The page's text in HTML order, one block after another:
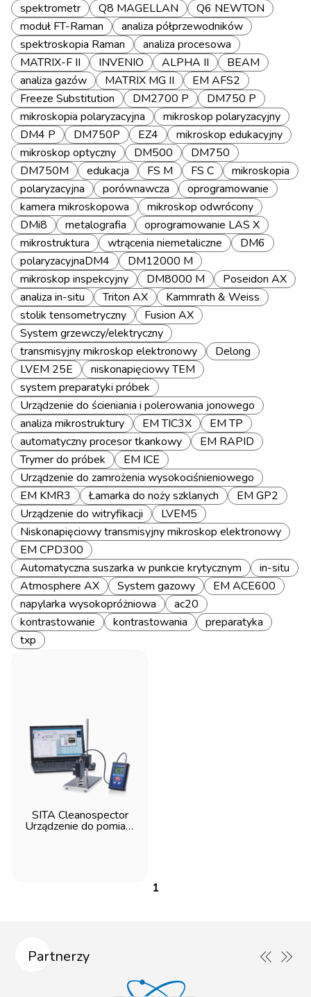
spektrometr
Q8 MAGELLAN
Q6 NEWTON
moduł FT-Raman
analiza półprzewodników
spektroskopia Raman
analiza procesowa
MATRIX-F II
INVENIO ALPHA II
BEAM
analiza gazów
MATRIX MG II
EM AFS2
Freeze Substitution
DM2700 P
DM750 P
mikroskopia polaryzacyjna
mikroskop polaryzacyjny
DM4 P
DM750P EZ4
mikroskop edukacyjny
mikroskop optyczny
DM500
DM750
DM750M
edukacja FS M FS C
mikroskopia
polaryzacyjna
porównawcza
oprogramowanie
kamera mikroskopowa
mikroskop odwrócony
DMi8
metalografia
oprogramowanie LAS X
mikrostruktura
wtrącenia niemetaliczne
DM6
polaryzacyjnaDM4
DM12000 M
mikroskop inspekcyjny
DM8000 M
Poseidon AX
analiza in-situ
Triton AX
Kammrath & Weiss
stolik tensometryczny
Fusion AX
System grzewczy/elektryczny
transmisyjny mikroskop elektronowy
Delong
LVEM 25E
niskonapięciowy TEM
system preparatyki próbek
Urządzenie do ścieniania i polerowania jonowego
analiza mikrostruktury
EM TIC3X
EM TP
automatyczny procesor tkankowy
EM RAPID
Trymer do próbek
EM ICE
Urządzenie do zamrożenia wysokociśnieniowego
EM KMR3
Łamarka do noży szklanych
EM GP2
Urządzenie do witryfikacji
LVEM5
Niskonapięciowy transmisyjny mikroskop elektronowy
EM CPD300
Automatyczna suszarka w punkcie krytycznym
in-situ
Atmosphere AX
System gazowy
EM ACE600
napylarka wysokopróżniowa
ac20
kontrastowanie
kontrastowania
preparatyka
txp
SITA Cleanospector
Urządzenie do pomiaru
1
Partnerzy